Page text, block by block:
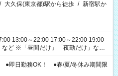
/ 大久保(東京都)駅から徒歩 / 新宿駅か
13:00～22:00 17:00～22:00 19:00
け」など
●即日勤務OK！ ●春/夏/冬休み期間限